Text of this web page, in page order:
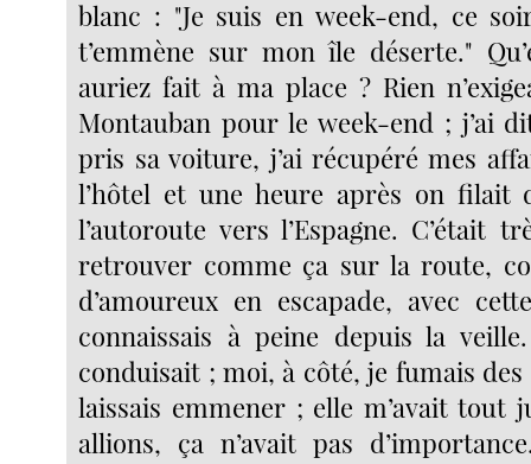
blanc : "Je suis en week-end, ce
t’emmène sur mon île déserte."
auriez fait à ma place ? Rien
Montauban pour le week-end ; j’ai
pris sa voiture, j’ai récupéré mes
l’hôtel et une heure après on filait
l’autoroute vers l’Espagne. C’était
retrouver comme ça sur la route,
d’amoureux en escapade, avec
connaissais à peine depuis la
conduisait ; moi, à côté, je fumais
laissais emmener ; elle m’avait tout
allions, ça n’avait pas